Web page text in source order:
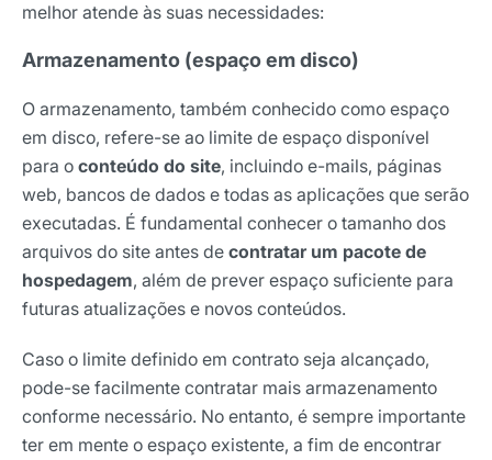
melhor atende às suas necessidades:
Armazenamento (espaço em disco)
O armazenamento, também conhecido como espaço
em disco, refere-se ao limite de espaço disponível
para o conteúdo do site, incluindo e-mails, páginas
web, bancos de dados e todas as aplicações que serão
executadas. É fundamental conhecer o tamanho dos
arquivos do site antes de contratar um pacote de
hospedagem, além de prever espaço suficiente para
futuras atualizações e novos conteúdos.
Caso o limite definido em contrato seja alcançado,
pode-se facilmente contratar mais armazenamento
conforme necessário. No entanto, é sempre importante
ter em mente o espaço existente, a fim de encontrar